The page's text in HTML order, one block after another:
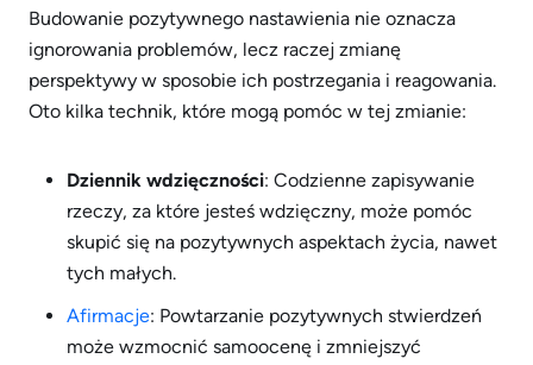
Budowanie pozytywnego nastawienia nie oznacza
ignorowania problemów, lecz raczej zmianę
perspektywy w sposobie ich postrzegania i reagowania.
Oto kilka technik, które mogą pomóc w tej zmianie:
Dziennik wdzięczności: Codzienne zapisywanie
rzeczy, za które jesteś wdzięczny, może pomóc
skupić się na pozytywnych aspektach życia, nawet
tych małych.
Afirmacje: Powtarzanie pozytywnych stwierdzeń
może wzmocnić samoocenę i zmniejszyć